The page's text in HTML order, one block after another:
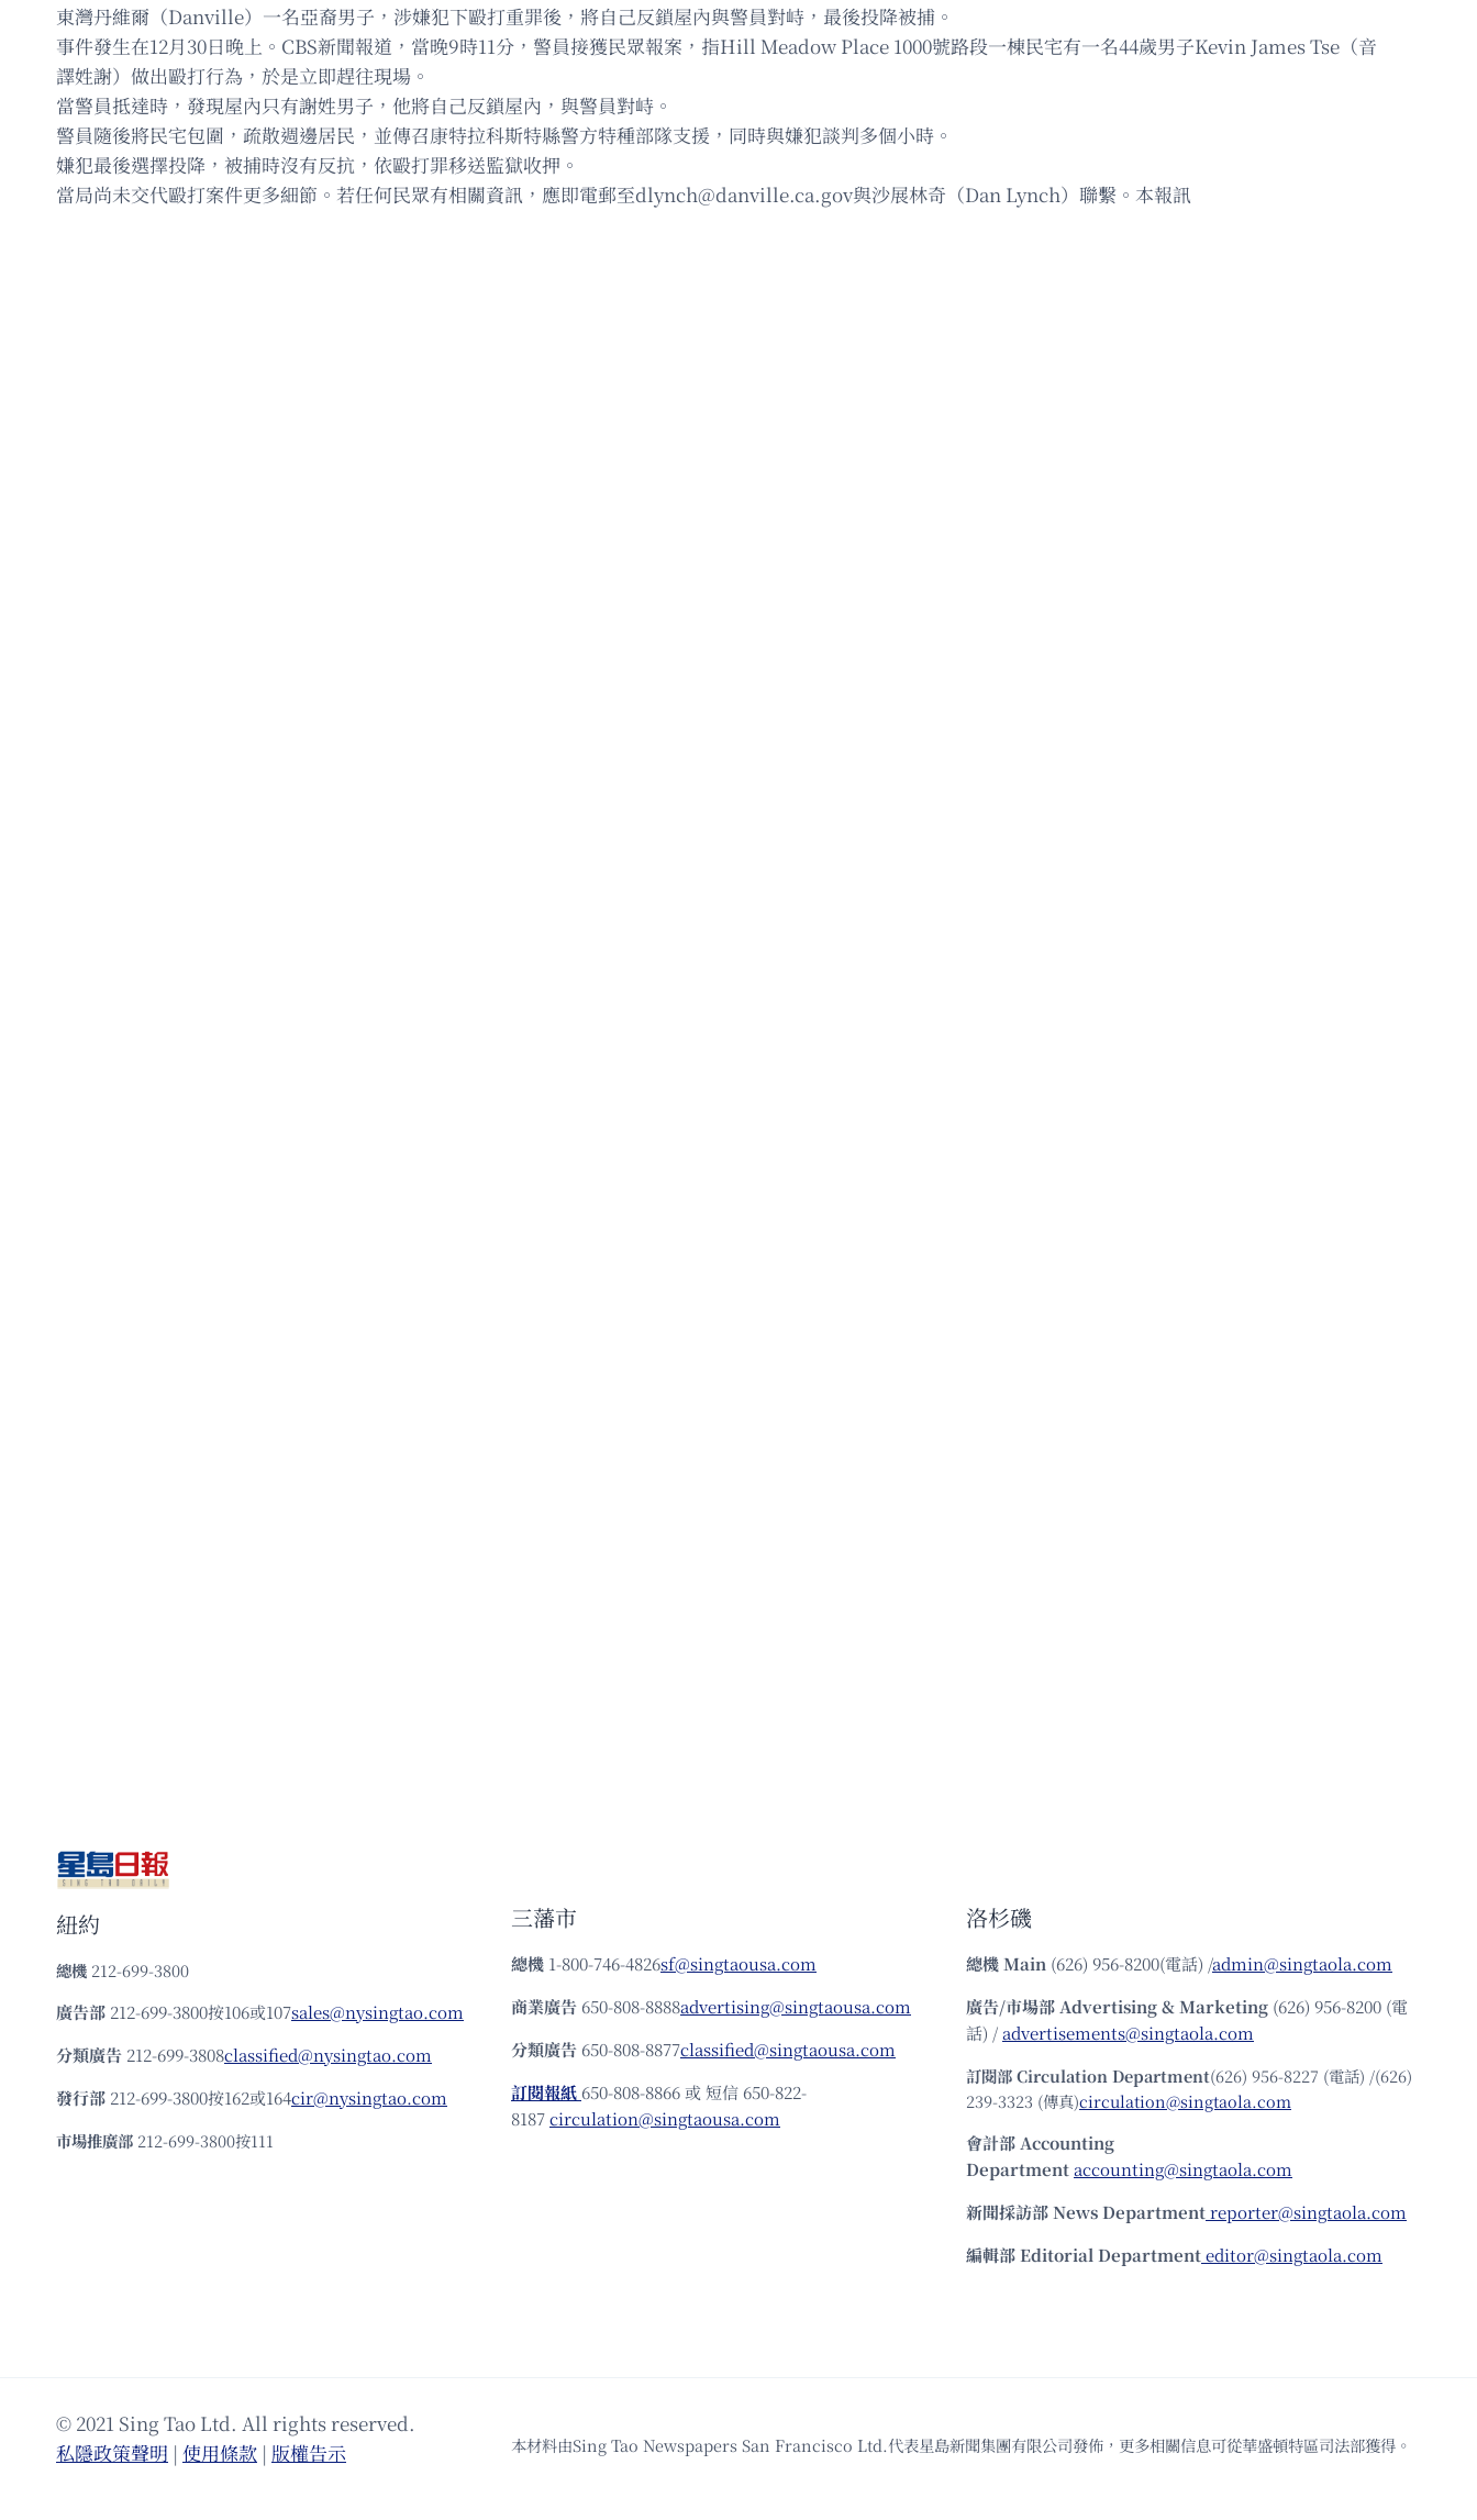
東灣丹維爾（Danville）一名亞裔男子，涉嫌犯下毆打重罪後，將自己反鎖屋內與警員對峙，最後投降被捕。
事件發生在12月30日晚上。CBS新聞報道，當晚9時11分，警員接獲民眾報案，指Hill Meadow Place 1000號路段一棟民宅有一名44歲男子Kevin James Tse（音
譯姓謝）做出毆打行為，於是立即趕往現場。
當警員抵達時，發現屋內只有謝姓男子，他將自己反鎖屋內，與警員對峙。
警員隨後將民宅包圍，疏散週邊居民，並傳召康特拉科斯特縣警方特種部隊支援，同時與嫌犯談判多個小時。
嫌犯最後選擇投降，被捕時沒有反抗，依毆打罪移送監獄收押。
當局尚未交代毆打案件更多細節。若任何民眾有相關資訊，應即電郵至dlynch@danville.ca.gov與沙展林奇（Dan Lynch）聯繫。本報訊
紐約
總機 212-699-3800
廣告部 212-699-3800按106或107sales@nysingtao.com
分類廣告 212-699-3808classified@nysingtao.com
發⾏部 212-699-3800按162或164cir@nysingtao.com
市場推廣部 212-699-3800按111
三藩市
總機 1-800-746-4826sf@singtaousa.com
商業廣告 650-808-8888advertising@singtaousa.com
分類廣告 650-808-8877classified@singtaousa.com
訂閱報紙 650-808-8866 或 短信 650-822-
8187circulation@singtaousa.com
洛杉磯
總機Main (626) 956-8200(電話) /admin@singtaola.com
廣告/市場部Advertising & Marketing (626) 956-8200 (電
話) /advertisements@singtaola.com
訂閱部 Circulation Department(626) 956-8227 (電話) /(626)
239-3323 (傳真)circulation@singtaola.com
會計部 Accounting
Departmentaccounting@singtaola.com
新聞採訪部 News Departmentreporter@singtaola.com
編輯部 Editorial Departmenteditor@singtaola.com
© 2021 Sing Tao Ltd. All rights reserved.
私隱政策聲明 | 使⽤條款 | 版權告⽰ 本材料由Sing Tao Newspapers San Francisco Ltd.代表星島新聞集團有限公司發佈，更多相關信息可從華盛頓特區司法部獲得。